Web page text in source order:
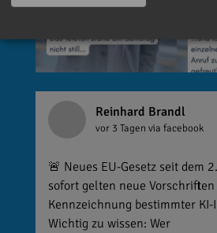
Reinhard Brandl
vor 3 Tagen via facebook
🚨 Neues EU-Gesetz seit dem
sofort gelten neue
Kennzeichnung bestimmter
Wichtig zu wissen: Wer